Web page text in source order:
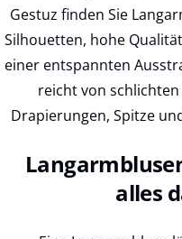
Gestuz finden Sie
Silhouetten, hohe
einer entspannten
reicht von
Drapierungen, Spitze
alles